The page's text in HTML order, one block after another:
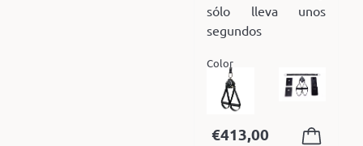
sólo lleva unos
segundos
Color
€413,00